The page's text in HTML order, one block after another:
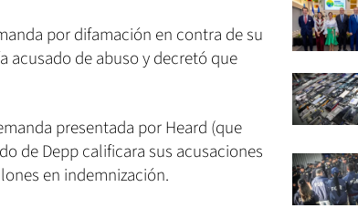
por difamación en contra de su
acusado de abuso y decretó que
presentada por Heard (que
de Depp calificara sus acusaciones
en indemnización.